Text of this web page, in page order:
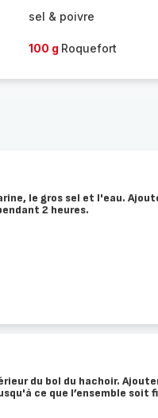
sel & poivre
100 g Roquefort
le gros sel et l'eau.
2 heures.
du bol du hachoir.
ce que l’ensemble soit